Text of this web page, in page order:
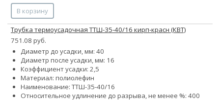
В корзину
Трубка термоусадочная ТТШ-35-40/16 кирп-красн (КВТ)
751.08 руб.
Диаметр до усадки, мм: 40
Диаметр после усадки, мм: 16
Коэффициент усадки: 2,5
Материал: полиолефин
Наименование: ТТШ-35-40/16
Относительное удлинение до разрыва, не менее %: 400